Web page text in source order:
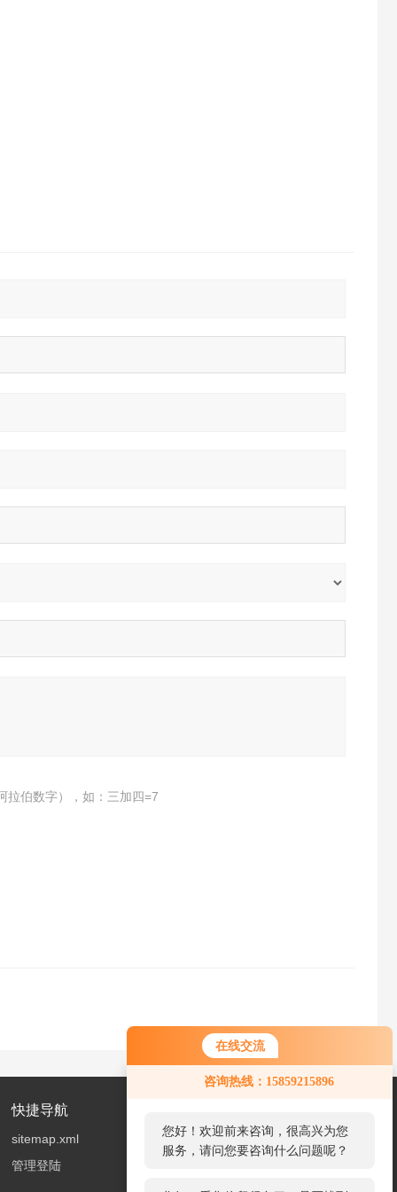
在线交流
咨询热线：15859215896
您好！欢迎前来咨询，很高兴为您
服务，请问您要咨询什么问题呢？
您好，看您停留很久了，是否找到
了需求产品，您可以直接在线与我
拉伯数字），如：三加四=7
快捷导航
sitemap.xml
管理登陆